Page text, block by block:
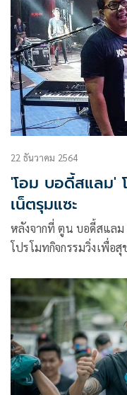
22 ธันวาคม 2564
'โอม บอดี้สแลม' โดดป้อ
เน็ตรุมแซะ
หลังจากที่ ตูน บอดี้สแลม หรือ อาทิ
โปรโมทกิจกรรมวิ่งเพื่อ
คน ก็เกิดกระแสดราม่าต่
คีย์บอร์ดวงบอดี้สแลม ได้
Plengkhum แสด